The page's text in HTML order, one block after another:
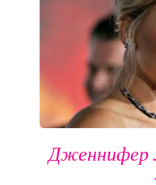
Дженнифер